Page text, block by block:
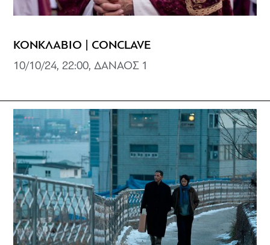
ΚΟΝΚΛΑΒΙΟ | CONCLAVE
10/10/24, 22:00, ΔΑΝΑΟΣ 1